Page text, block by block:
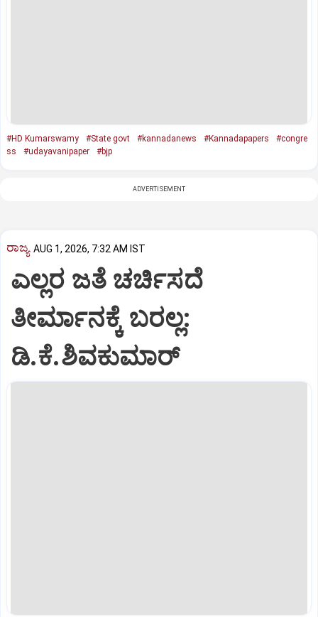
#HD Kumarswamy #State govt #kannadanews #Kannadapapers
#congre
ss
#udayavanipaper #bjp
ADVERTISEMENT
ರಾಜ್ಯ AUG 1, 2026, 7:32 AM IST
ಎಲ್ಲರ ಜತೆ ಚರ್ಚಿಸದೆ
ತೀರ್ಮಾನಕ್ಕೆ ಬರಲ್ಲ:
ಡಿ.ಕೆ.ಶಿವಕುಮಾರ್‌